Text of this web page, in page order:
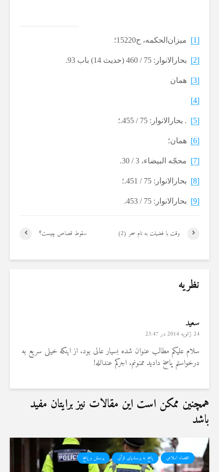
[1] ميزان‌الحكمه، ح15220؛
[2] بحارالانوار: 75 / 460 (حدیث 14) باب 93.
[3] همان
[4]
[5] . بحارالانوار: 75 / 455.؛
[6] همان؛
[7] محجّه البیضاء، 3 / 30.
[8] بحارالانوار: 75 / 451.؛
[9] بحارالانوار: 75 / 453.
سقوط قصاص چیست؟ وقت با فضیلت به نام سحر (2)
نظریه
سعید
24 ژانویه 2014 در 23:47
سلام علیکم مطالب عنوان شده بسیار عالی بود. از اینکه خیلی سریع به
درخواستم پاسخ دادید ممنونم. اجرکم عندالله!
همچنین ممکن است این مقالات نیز برایتان مفید
باشد
اقتصاد اسلامی پاسخ به پرسشهای قرآنی پرسش و پاسخ